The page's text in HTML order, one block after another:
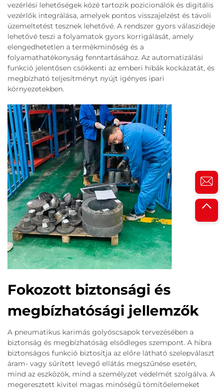
vezérlési lehetőségek közé tartozik pozicionálók és digitális
vezérlők integrálása, amelyek pontos visszajelzést és távoli
üzemeltetést tesznek lehetővé. A rendszer gyors válaszideje
lehetővé teszi a folyamatok gyors korrigálását, amely
elengedhetetlen a termékminőség és a
folyamathatékonyság fenntartásához. Az automatizálási
funkció jelentősen csökkenti az emberi hibák kockázatát, és
megbízható teljesítményt nyújt igényes ipari
környezetekben.
Fokozott biztonsági és
megbízhatósági jellemzők
A pneumatikus karimás golyóscsapok tervezésében a
biztonság és megbízhatóság elsődleges szempont. A hibra
biztonságos funkció biztosítja az előre látható szelepválaszt
áram- vagy sűrített levegő ellátás megszűnése esetén,
mind az eszközök, mind a személyzet védelmét szolgálva. A
megeresztett kivitel magas minőségű tömítőelemeket